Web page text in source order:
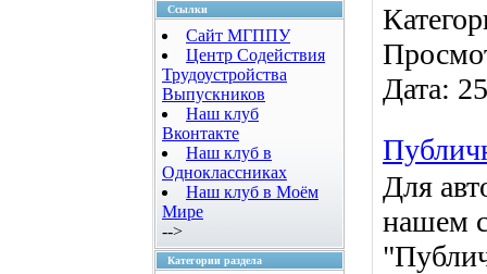
Ссылки
Сайт МГППУ
Центр Содействия
Трудоустройства
Выпускников
Наш клуб
Вконтакте
Наш клуб в
Одноклассниках
Наш клуб в Моём
Мире
-->
Категории раздела
Дата:
Для
нашем